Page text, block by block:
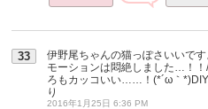
33
伊野尾ちゃんの猫っぽさいいで
モーションは悶絶しました…！
ろもカッコいい……！(*´ω｀
り
2016年1月25日 6:36 PM